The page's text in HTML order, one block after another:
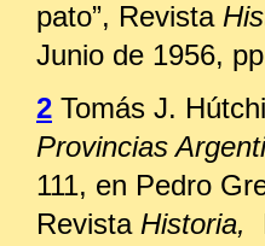
pato”, Revista
Junio de 1956,
2 Tomás J.
Provincias
111, en Pedro
Revista Historia,